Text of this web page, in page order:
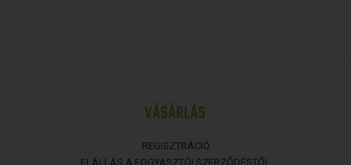
VÁSÁRLÁS
REGISZTRÁCIÓ
ELÁLLÁS A FOGYASZTÓI SZERZŐDÉSTŐL